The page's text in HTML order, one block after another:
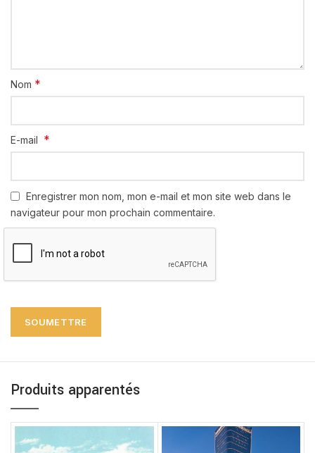
Nom *
E-mail *
Enregistrer mon nom, mon e-mail et mon site web dans le
navigateur pour mon prochain commentaire.
Produits apparentés